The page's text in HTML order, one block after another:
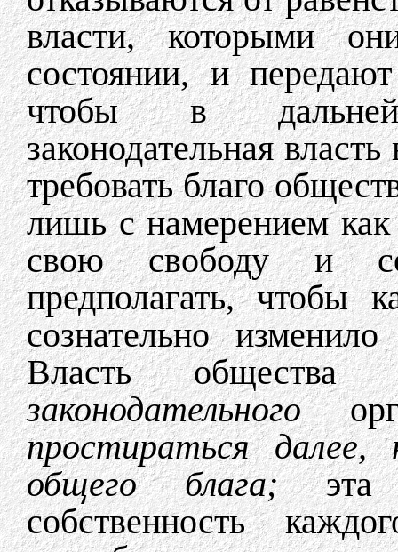
власти, которыми
состоянии, и
чтобы в
законодательная
требовать благо
лишь с намерением
свою свободу и
предполагать, чтобы
сознательно
Власть общества
законодательного
простираться
общего блага;эта
собственность